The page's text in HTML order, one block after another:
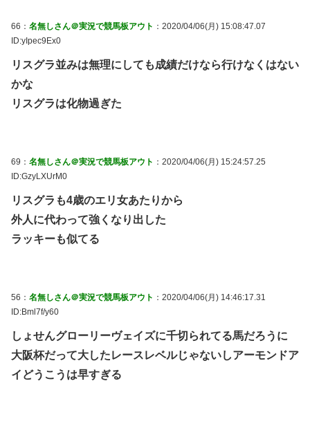
66： 名無しさん＠実況で競馬板アウト ：2020/04/06(月) 15:08:47.07
ID:yIpec9Ex0
リスグラ並みは無理にしても成績だけなら行けなくはない
かな
リスグラは化物過ぎた
69： 名無しさん＠実況で競馬板アウト ：2020/04/06(月) 15:24:57.25
ID:GzyLXUrM0
リスグラも4歳のエリ女あたりから
外人に代わって強くなり出した
ラッキーも似てる
56： 名無しさん＠実況で競馬板アウト ：2020/04/06(月) 14:46:17.31
ID:Bml7f/y60
しょせんグローリーヴェイズに千切られてる馬だろうに
大阪杯だって大したレースレベルじゃないしアーモンドア
イどうこうは早すぎる